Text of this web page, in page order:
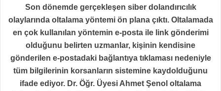
Son dönemde gerçekleşen siber dolandırıcılık
olaylarında oltalama yöntemi ön plana çıktı. Oltalamada
en çok kullanılan yöntemin e-posta ile link gönderimi
olduğunu belirten uzmanlar, kişinin kendisine
gönderilen e-postadaki bağlantıya tıklaması nedeniyle
tüm bilgilerinin korsanların sistemine kaydolduğunu
ifade ediyor. Dr. Öğr. Üyesi Ahmet Şenol oltalama